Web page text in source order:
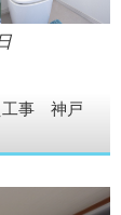
事 神戸